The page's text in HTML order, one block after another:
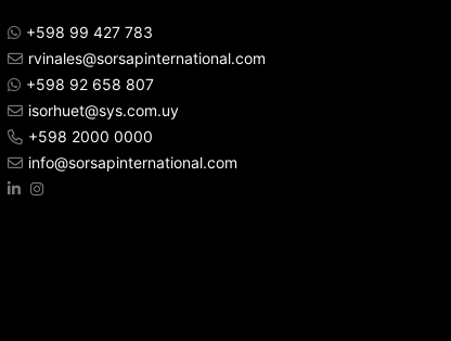
+598 99 427 783
rvinales@sorsapinternational.com
+598 92 658 807
isorhuet@sys.com.uy
+598 2000 0000
info@sorsapinternational.com